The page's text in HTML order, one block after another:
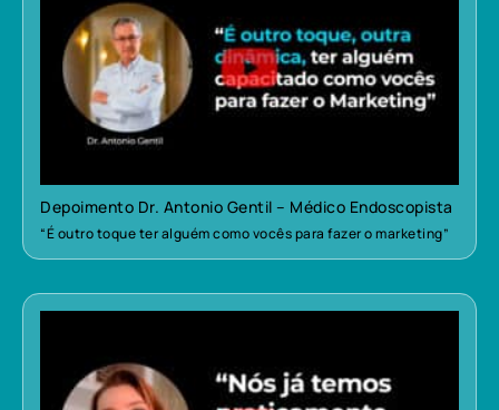
Depoimento Dr. Antonio Gentil – Médico Endoscopista
“É outro toque ter alguém como vocês para fazer o marketing”